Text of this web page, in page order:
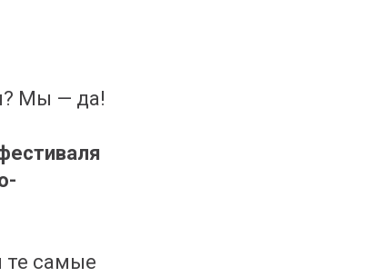
Мы — да!
те самые